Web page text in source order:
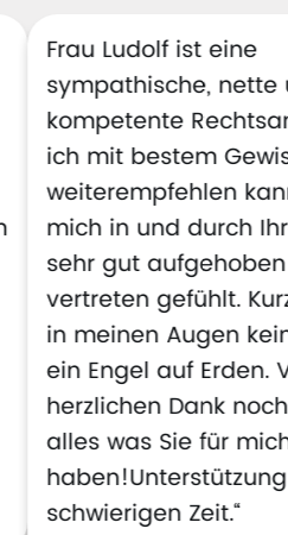
Frau Ludolf ist eine
sympathische, nette
kompetente
ich mit bestem
weiterempfehlen
mich in und durch
sehr gut
vertreten gefühlt.
in meinen Augen
ein Engel auf Erden.
herzlichen Dank
alles was Sie für
schwierigen Zeit.“